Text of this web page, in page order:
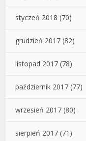
styczeń 2018 (70)
grudzień 2017 (82)
listopad 2017 (78)
październik 2017 (77)
wrzesień 2017 (80)
sierpień 2017 (71)